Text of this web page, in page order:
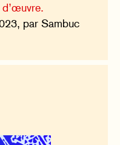
par Sambuc